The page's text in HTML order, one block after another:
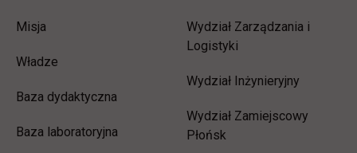
Misja
Władze
Baza dydaktyczna
Baza laboratoryjna
Wydział Zarządzania i
Logistyki
Wydział Inżynieryjny
Wydział Zamiejscowy
Płońsk